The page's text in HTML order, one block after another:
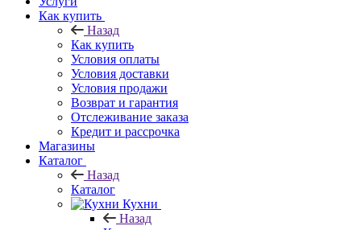
Как купить
Назад
Как купить
Условия оплаты
Условия доставки
Условия продажи
Возврат и гарантия
Отслеживание заказа
Кредит и рассрочка
Магазины
Каталог
Назад
Каталог
Кухни
Назад